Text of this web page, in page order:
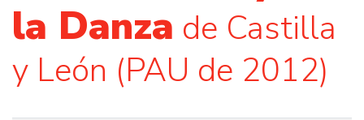
la Danza de Castilla
y León (PAU de 2012)